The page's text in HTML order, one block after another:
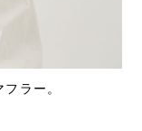
ラー。